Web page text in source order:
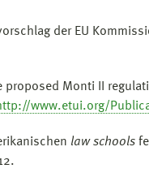
der EU
proposed Monti II
www.etui.org/
law schools